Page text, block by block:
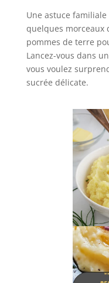
Une astuce
quelques morceaux
pommes de terre
Lancez-vous dans
vous voulez
sucrée délicate.